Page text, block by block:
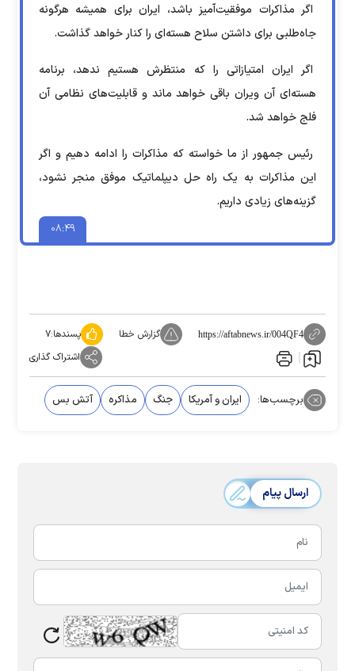
۰۸:۴۹
اگر مذاکرات موفقیت‌آمیز باشد، ایران برای همیشه هرگونه
جاه‌طلبی برای داشتن سلاح هسته‌ای را کنار خواهد گذاشت.
اگر ایران امتیازاتی را که منتظرش هستیم ندهد، برنامه
هسته‌ای آن ویران باقی خواهد ماند و قابلیت‌های نظامی آن
فلج خواهد شد.
رئیس جمهور از ما خواسته که مذاکرات را ادامه دهیم و اگر
این مذاکرات به یک راه حل دیپلماتیک موفق منجر نشود،
گزینه‌های زیادی داریم.
https://aftabnews.ir/004QF4 گزارش خطا پسندها:۷
اشتراک گذاری
برچسب‌ها: ایران و آمریکا جنگ مذاکره آتش بس
ارسال پیام